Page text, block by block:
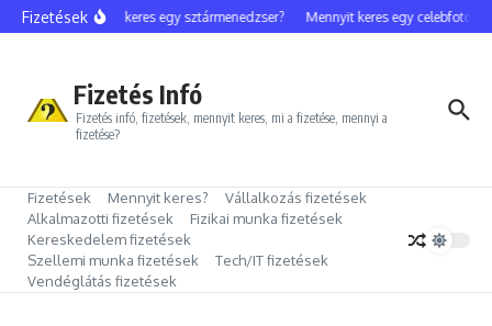
Ugrás a tartalomhoz
FizetésekMennyit keres egy sztármenedzser? Mennyit keres egy celebfotós?
Fizetés Infó
Fizetés infó, fizetések, mennyit keres, mi a fizetése, mennyi a
fizetése?
Fizetések Mennyit keres?
Vállalkozás fizetések
Alkalmazotti fizetések
Fizikai munka fizetések
Kereskedelem fizetések
Szellemi munka fizetések
Tech/IT fizetések
Vendéglátás fizetések